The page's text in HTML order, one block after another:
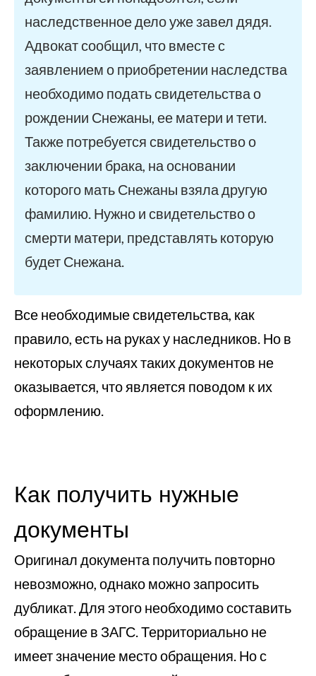
наследственное дело уже завел дядя.
Адвокат сообщил, что вместе с
заявлением о приобретении наследства
необходимо подать свидетельства о
рождении Снежаны, ее матери и тети.
Также потребуется свидетельство о
заключении брака, на основании
которого мать Снежаны взяла другую
фамилию. Нужно и свидетельство о
смерти матери, представлять которую
будет Снежана.
Все необходимые свидетельства, как
правило, есть на руках у наследников. Но в
некоторых случаях таких документов не
оказывается, что является поводом к их
оформлению.
Как получить нужные
документы
Оригинал документа получить повторно
невозможно, однако можно запросить
дубликат. Для этого необходимо составить
обращение в ЗАГС. Территориально не
имеет значение место обращения. Но с